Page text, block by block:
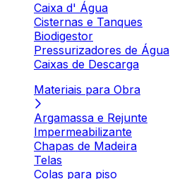
Caixa d' Água
Cisternas e Tanques
Biodigestor
Pressurizadores de Água
Caixas de Descarga
Materiais para Obra
Argamassa e Rejunte
Impermeabilizante
Chapas de Madeira
Telas
Colas para piso